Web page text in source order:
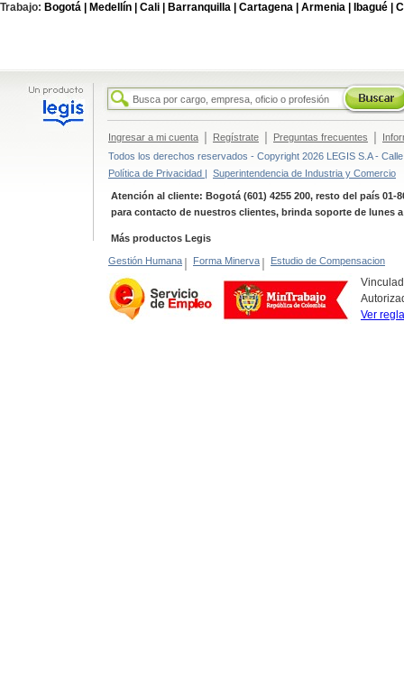
Trabajo: Bogotá | Medellín | Cali | Barranquilla | Cartagena | Armenia | Ibagué |
Ingresar a mi cuenta | Regístrate | Preguntas frecuentes |
Todos los derechos reservados - Copyright 2026 LEGIS S.A -
Política de Privacidad | Superintendencia de Industria y Comercio
Atención al cliente: Bogotá (601) 4255 200, resto del país 01-
para contacto de nuestros clientes, brinda soporte de lunes
Más productos Legis
Gestión Humana | Forma Minerva | Estudio de Compensacion
Ver